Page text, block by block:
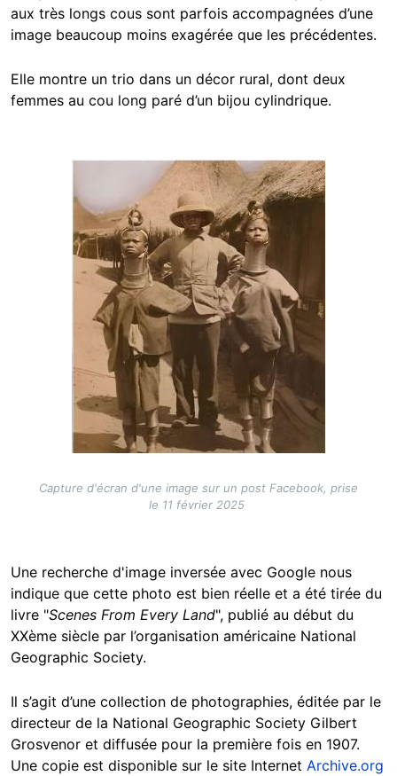
aux très longs cous sont parfois accompagnées d’une
image beaucoup moins exagérée que les précédentes.
Elle montre un trio dans un décor rural, dont deux
femmes au cou long paré d’un bijou cylindrique.
Capture d'écran d'une image sur un post Facebook, prise
le 11 février 2025
Une recherche d'image inversée avec Google nous
indique que cette photo est bien réelle et a été tirée du
livre "Scenes From Every Land", publié au début du
XXème siècle par l’organisation américaine National
Geographic Society.
Il s’agit d’une collection de photographies, éditée par le
directeur de la National Geographic Society Gilbert
Grosvenor et diffusée pour la première fois en 1907.
Une copie est disponible sur le site Internet Archive.org